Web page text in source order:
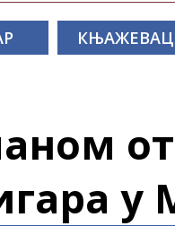
КЊАЖЕВАЦ
у